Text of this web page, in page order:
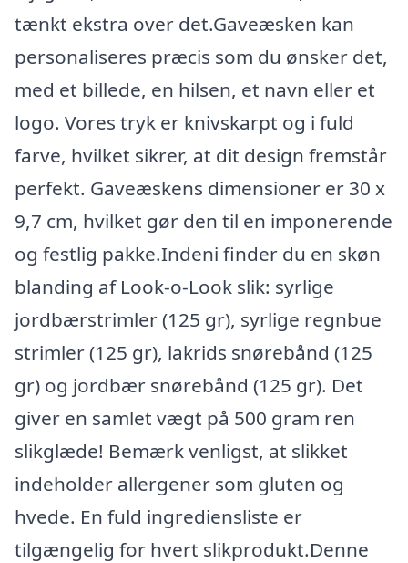
tænkt ekstra over det.Gaveæsken kan
personaliseres præcis som du ønsker det,
med et billede, en hilsen, et navn eller et
logo. Vores tryk er knivskarpt og i fuld
farve, hvilket sikrer, at dit design fremstår
perfekt. Gaveæskens dimensioner er 30 x
9,7 cm, hvilket gør den til en imponerende
og festlig pakke.Indeni finder du en skøn
blanding af Look-o-Look slik: syrlige
jordbærstrimler (125 gr), syrlige regnbue
strimler (125 gr), lakrids snørebånd (125
gr) og jordbær snørebånd (125 gr). Det
giver en samlet vægt på 500 gram ren
slikglæde! Bemærk venligst, at slikket
indeholder allergener som gluten og
hvede. En fuld ingrediensliste er
tilgængelig for hvert slikprodukt.Denne